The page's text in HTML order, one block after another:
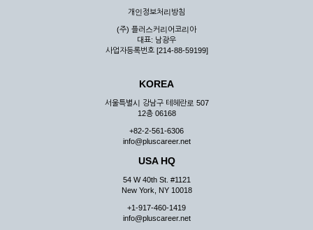
개인정보처리방침
(주) 플러스커리어코리아
대표: 남광우
사업자등록번호 [214-88-59199]
KOREA
서울특별시 강남구 테헤란로 507
12층 06168
+82-2-561-6306
info@pluscareer.net
USA HQ
54 W 40th St. #1121
New York, NY 10018
+1-917-460-1419
info@pluscareer.net